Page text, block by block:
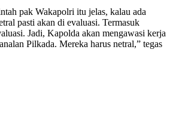
pak Wakapolri itu jelas, kalau ada
pasti akan di evaluasi. Termasuk
Jadi, Kapolda akan mengawasi kerja
Pilkada. Mereka harus netral,” tegas